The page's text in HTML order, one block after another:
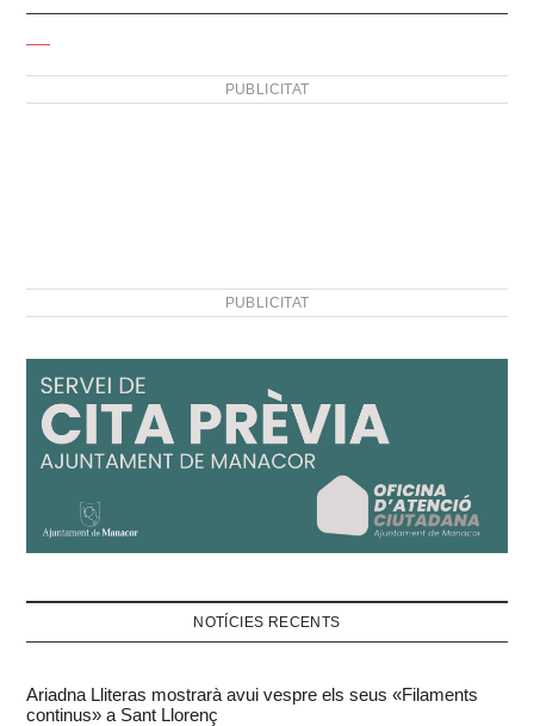
PUBLICITAT
PUBLICITAT
NOTÍCIES RECENTS
Ariadna Lliteras mostrarà avui vespre els seus «Filaments
continus» a Sant Llorenç